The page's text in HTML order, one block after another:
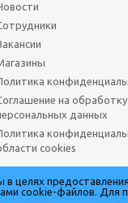
на обработку
данных
cookies
целях
cookie-файлов. Для